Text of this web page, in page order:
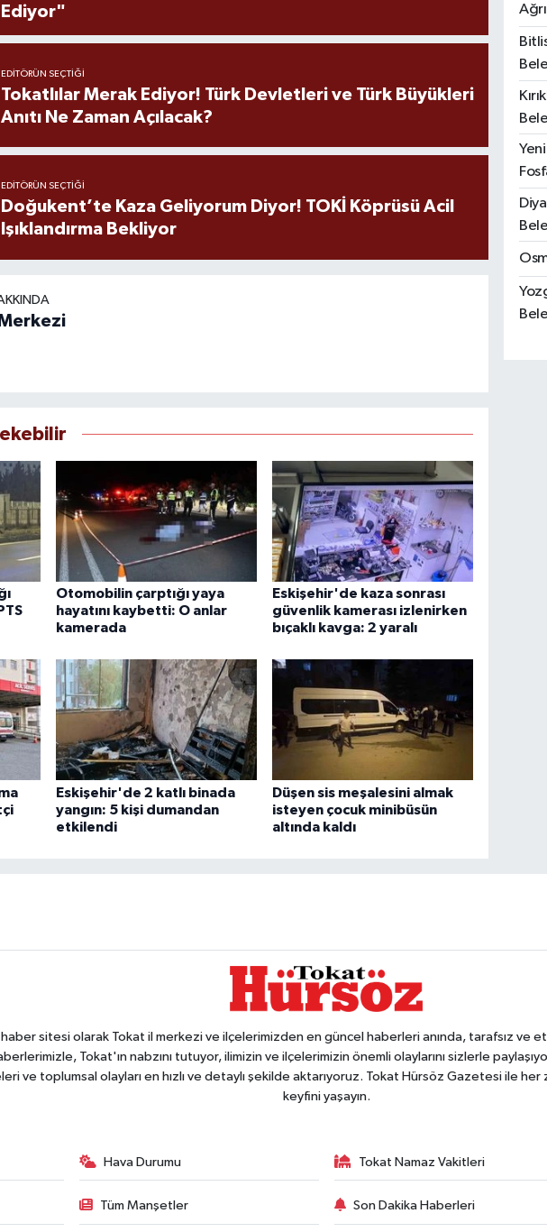
Ediyor"
EDITÖRÜN SEÇTIĞI
Tokatlılar Merak Ediyor! Türk Devletleri ve Türk Büyükleri
Anıtı Ne Zaman Açılacak?
EDITÖRÜN SEÇTIĞI
Doğukent’te Kaza Geliyorum Diyor! TOKİ Köprüsü Acil
Işıklandırma Bekliyor
Otomobilin çarptığı yaya
hayatını kaybetti: O anlar
kamerada
Eskişehir'de kaza sonrası
güvenlik kamerası izlenirken
bıçaklı kavga: 2 yaralı
Eskişehir'de 2 katlı binada
yangın: 5 kişi dumandan
etkilendi
Düşen sis meşalesini almak
isteyen çocuk minibüsün
altında kaldı
sitesi olarak Tokat il merkezi ve ilçelerimizden en güncel haberleri anında, tarafsız ve
Tokat'ın nabzını tutuyor, ilimizin ve ilçelerimizin önemli olaylarını sizlerle
ve toplumsal olayları en hızlı ve detaylı şekilde aktarıyoruz. Tokat Hürsöz Gazetesi ile
keyfini yaşayın.
Hava Durumu Tokat Namaz Vakitleri
Tüm Manşetler Son Dakika Haberleri